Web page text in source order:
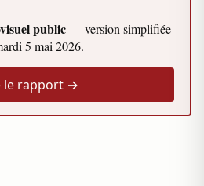
public— version simplifiée
5 mai 2026.
le rapport →